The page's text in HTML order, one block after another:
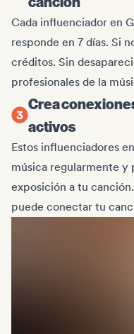
Cada influenciador en
responde en 7 días. Si
créditos. Sin
profesionales de la
Crea
activos
Estos influenciadores
música regularmente y
exposición a tu
puede conectar tu